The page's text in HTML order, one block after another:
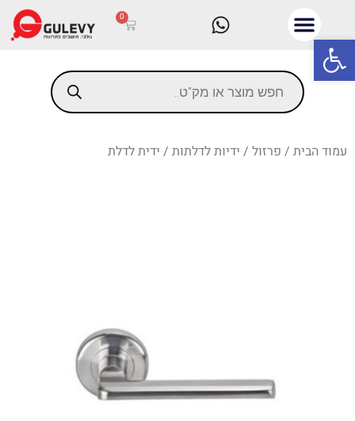
פתח סרגל נגישות
0
עמוד הבית / פרזול / ידיות לדלתות / ידית לדלת